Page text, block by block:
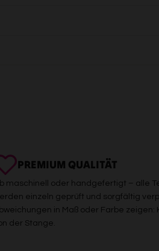
PREMIUM QUALITÄT
maschinell oder handgefertigt – alle
einzeln geprüft und sorgfältig
in Maß oder Farbe zeigen:
der Stange.